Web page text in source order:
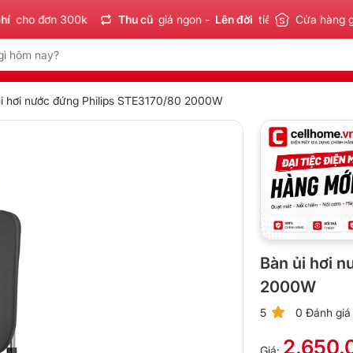
đơn 300k Thu cũ giá ngon - Lên đời tiết kiệm Sản phẩm
Cửa hàng
hơi nước đứng Philips STE3170/80 2000W
Bàn ủi hơi
2000W
5 0 Đánh giá
Giá: